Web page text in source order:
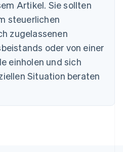
Artikel. Sie sollten
steuerlichen
zugelassenen
oder von einer
einholen und sich
Situation beraten